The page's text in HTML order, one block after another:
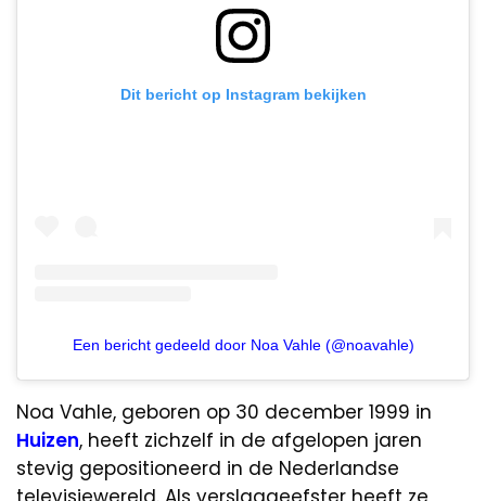
Dit bericht op Instagram bekijken
Een bericht gedeeld door Noa Vahle (@noavahle)
Noa Vahle, geboren op 30 december 1999 in
Huizen, heeft zichzelf in de afgelopen jaren
stevig gepositioneerd in de Nederlandse